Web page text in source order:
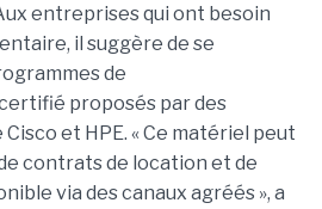
entreprises qui ont besoin
il suggère de se
de
proposés par des
et HPE. « Ce matériel peut
contrats de location et de
via des canaux agréés », a